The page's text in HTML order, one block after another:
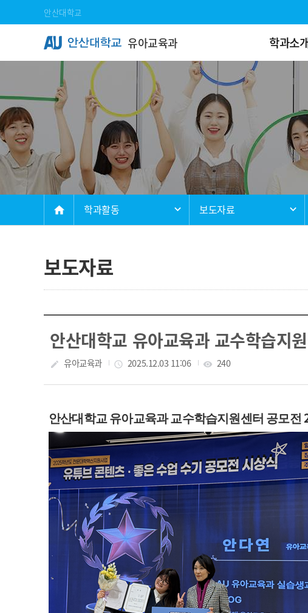
Skip Menu
안산대학교
유아교육과 학과소
home 학과활동 보도자료
보도자료
안산대학교 유아교육과 교수학습지
작성자
create 유아교육과 작성일
access_time 2025.12.03 11:06 조회수
visibility 240
안산대학교 유아교육과 교수학습지원센터 공모전